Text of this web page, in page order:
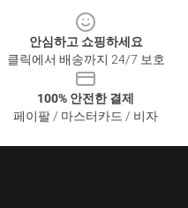
안심하고 쇼핑하세요
클릭에서 배송까지 24/7 보호
100% 안전한 결제
페이팔 / 마스터카드 / 비자